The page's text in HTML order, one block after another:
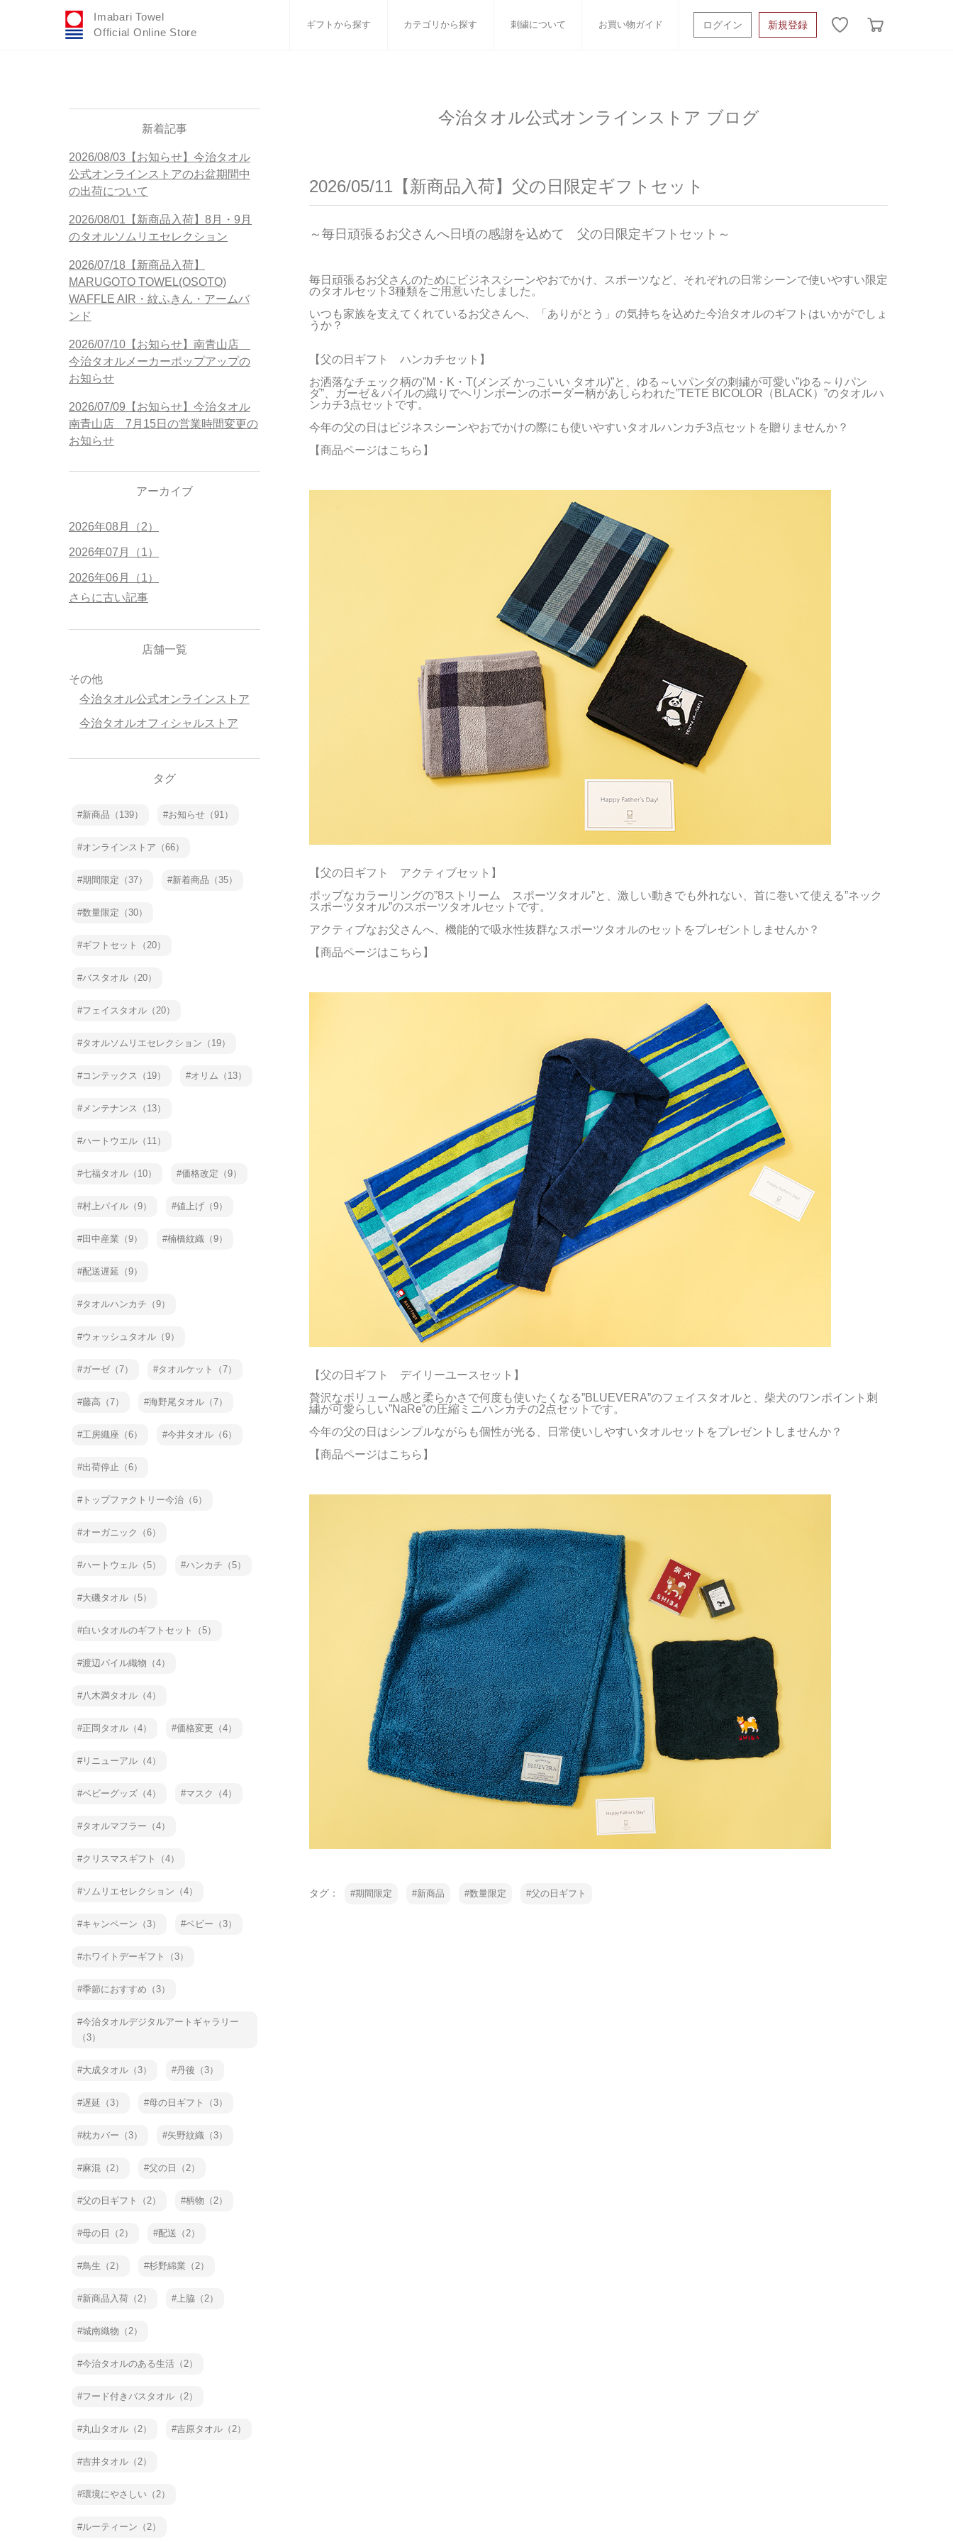
Imabari Towel
Official Online Store
ギフトから探す カテゴリから探す 刺繍について お買い物ガイド ログイン 新規登録
小さなお返し・お餞別 オーガニック
マフラー 衣類 タオルケット類
新着記事
2026/08/03【お知らせ】今治タオル
公式オンラインストアのお盆期間中
の出荷について
2026/08/01【新商品入荷】8月・9月
のタオルソムリエセレクション
2026/07/18【新商品入荷】
MARUGOTO TOWEL(OSOTO)
WAFFLE AIR・紋ふきん・アームバ
ンド
2026/07/10【お知らせ】南青山店
今治タオルメーカーポップアップの
お知らせ
2026/07/09【お知らせ】今治タオル
南青山店 7月15日の営業時間変更の
お知らせ
アーカイブ
2026年08月（2）
2026年07月（1）
2026年06月（1）
さらに古い記事
店舗一覧
その他
今治タオル公式オンラインストア
今治タオルオフィシャルストア
タグ
新商品（139） お知らせ（91）
オンラインストア（66）
期間限定（37） 新着商品（35）
数量限定（30）
ギフトセット（20）
バスタオル（20）
フェイスタオル（20）
タオルソムリエセレクション（19）
コンテックス（19） オリム（13）
メンテナンス（13）
ハートウエル（11）
七福タオル（10） 価格改定（9）
村上パイル（9） 値上げ（9）
田中産業（9） 楠橋紋織（9）
配送遅延（9）
タオルハンカチ（9）
ウォッシュタオル（9）
ガーゼ（7） タオルケット（7）
藤高（7） 海野尾タオル（7）
工房織座（6） 今井タオル（6）
出荷停止（6）
トップファクトリー今治（6）
オーガニック（6）
ハートウェル（5） ハンカチ（5）
大磯タオル（5）
白いタオルのギフトセット（5）
渡辺パイル織物（4）
八木満タオル（4）
正岡タオル（4） 価格変更（4）
リニューアル（4）
ベビーグッズ（4） マスク（4）
タオルマフラー（4）
クリスマスギフト（4）
ソムリエセレクション（4）
キャンペーン（3） ベビー（3）
ホワイトデーギフト（3）
季節におすすめ（3）
今治タオルデジタルアートギャラリー
（3）
大成タオル（3） 丹後（3）
遅延（3） 母の日ギフト（3）
枕カバー（3） 矢野紋織（3）
麻混（2） 父の日（2）
父の日ギフト（2） 柄物（2）
母の日（2） 配送（2）
鳥生（2） 杉野綿業（2）
新商品入荷（2） 上脇（2）
城南織物（2）
今治タオルのある生活（2）
フード付きバスタオル（2）
丸山タオル（2） 吉原タオル（2）
吉井タオル（2）
環境にやさしい（2）
ルーティーン（2）
今治タオル公式オンラインストア ブログ
2026/05/11【新商品入荷】父の日限定ギフトセット
～毎日頑張るお父さんへ日頃の感謝を込めて　父の日限定ギフトセット～
毎日頑張るお父さんのためにビジネスシーンやおでかけ、スポーツなど、それぞれの日常シーンで使いやすい限定
のタオルセット3種類をご用意いたしました。
いつも家族を支えてくれているお父さんへ、「ありがとう」の気持ちを込めた今治タオルのギフトはいかがでしょ
うか？
【父の日ギフト　ハンカチセット】
お洒落なチェック柄の”M・K・T(メンズ かっこいい タオル)”と、ゆる～いパンダの刺繍が可愛い”ゆる～りパン
ダ”、ガーゼ＆パイルの織りでヘリンボーンのボーダー柄があしらわれた”TETE BICOLOR（BLACK）”のタオルハ
ンカチ3点セットです。
今年の父の日はビジネスシーンやおでかけの際にも使いやすいタオルハンカチ3点セットを贈りませんか？
【商品ページはこちら】
【父の日ギフト　アクティブセット】
ポップなカラーリングの”8ストリーム　スポーツタオル”と、激しい動きでも外れない、首に巻いて使える”ネック
スポーツタオル”のスポーツタオルセットです。
アクティブなお父さんへ、機能的で吸水性抜群なスポーツタオルのセットをプレゼントしませんか？
【商品ページはこちら】
【父の日ギフト　デイリーユースセット】
贅沢なボリューム感と柔らかさで何度も使いたくなる”BLUEVERA”のフェイスタオルと、柴犬のワンポイント刺
繍が可愛らしい”NaRe”の圧縮ミニハンカチの2点セットです。
今年の父の日はシンプルながらも個性が光る、日常使いしやすいタオルセットをプレゼントしませんか？
【商品ページはこちら】
タグ： 期間限定 新商品 数量限定 父の日ギフト